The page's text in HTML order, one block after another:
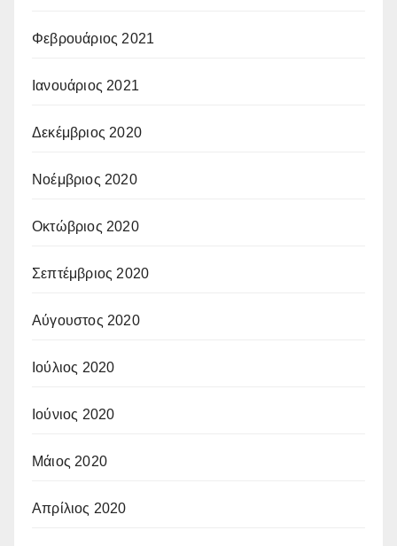
Φεβρουάριος 2021
Ιανουάριος 2021
Δεκέμβριος 2020
Νοέμβριος 2020
Οκτώβριος 2020
Σεπτέμβριος 2020
Αύγουστος 2020
Ιούλιος 2020
Ιούνιος 2020
Μάιος 2020
Απρίλιος 2020